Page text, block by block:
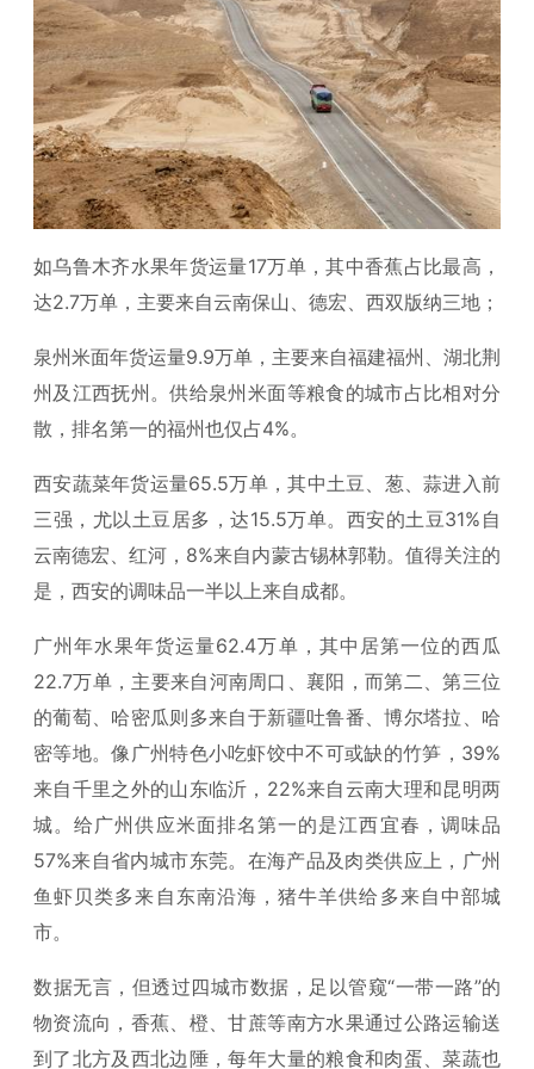
如乌鲁木齐水果年货运量17万单，其中香蕉占比最高，
达2.7万单，主要来自云南保山、德宏、西双版纳三地；
泉州米面年货运量9.9万单，主要来自福建福州、湖北荆
州及江西抚州。供给泉州米面等粮食的城市占比相对分
散，排名第一的福州也仅占4%。
西安蔬菜年货运量65.5万单，其中土豆、葱、蒜进入前
三强，尤以土豆居多，达15.5万单。西安的土豆31%自
云南德宏、红河，8%来自内蒙古锡林郭勒。值得关注的
是，西安的调味品一半以上来自成都。
广州年水果年货运量62.4万单，其中居第一位的西瓜
22.7万单，主要来自河南周口、襄阳，而第二、第三位
的葡萄、哈密瓜则多来自于新疆吐鲁番、博尔塔拉、哈
密等地。像广州特色小吃虾饺中不可或缺的竹笋，39%
来自千里之外的山东临沂，22%来自云南大理和昆明两
城。给广州供应米面排名第一的是江西宜春，调味品
57%来自省内城市东莞。在海产品及肉类供应上，广州
鱼虾贝类多来自东南沿海，猪牛羊供给多来自中部城
市。
数据无言，但透过四城市数据，足以管窥“一带一路”的
物资流向，香蕉、橙、甘蔗等南方水果通过公路运输送
到了北方及西北边陲，每年大量的粮食和肉蛋、菜蔬也